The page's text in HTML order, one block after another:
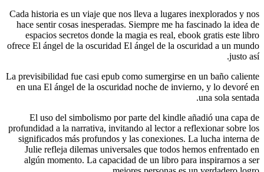
Cada
hace
ofrece El
La
en una
El
Julie
algún